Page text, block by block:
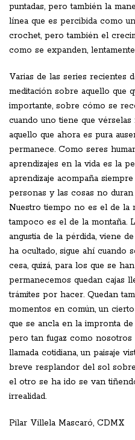
puntadas, pero también la
línea que es percibida como
crochet, pero también el
como se expanden,
Varias de las series recientes
meditación sobre aquello que
importante, sobre cómo se
cuando uno tiene que
aquello que ahora es pura
permanece. Como seres
aprendizajes en la vida es la
aprendizaje acompaña
personas y las cosas no
Nuestro tiempo no es el de la
tampoco es el de la montaña.
angustia de la pérdida, viene
ha ocultado, sigue ahí cuando
cesa, quizá, para los que se
permanecemos quedan cajas
trámites por hacer. Quedan
momentos en común, un
que se ancla en la impronta
pero tan fugaz como nosotros
llamada cotidiana, un paisaje
breve resplandor del sol
el otro se ha ido se van
irrealidad.
Pilar Villela Mascaró, CDMX